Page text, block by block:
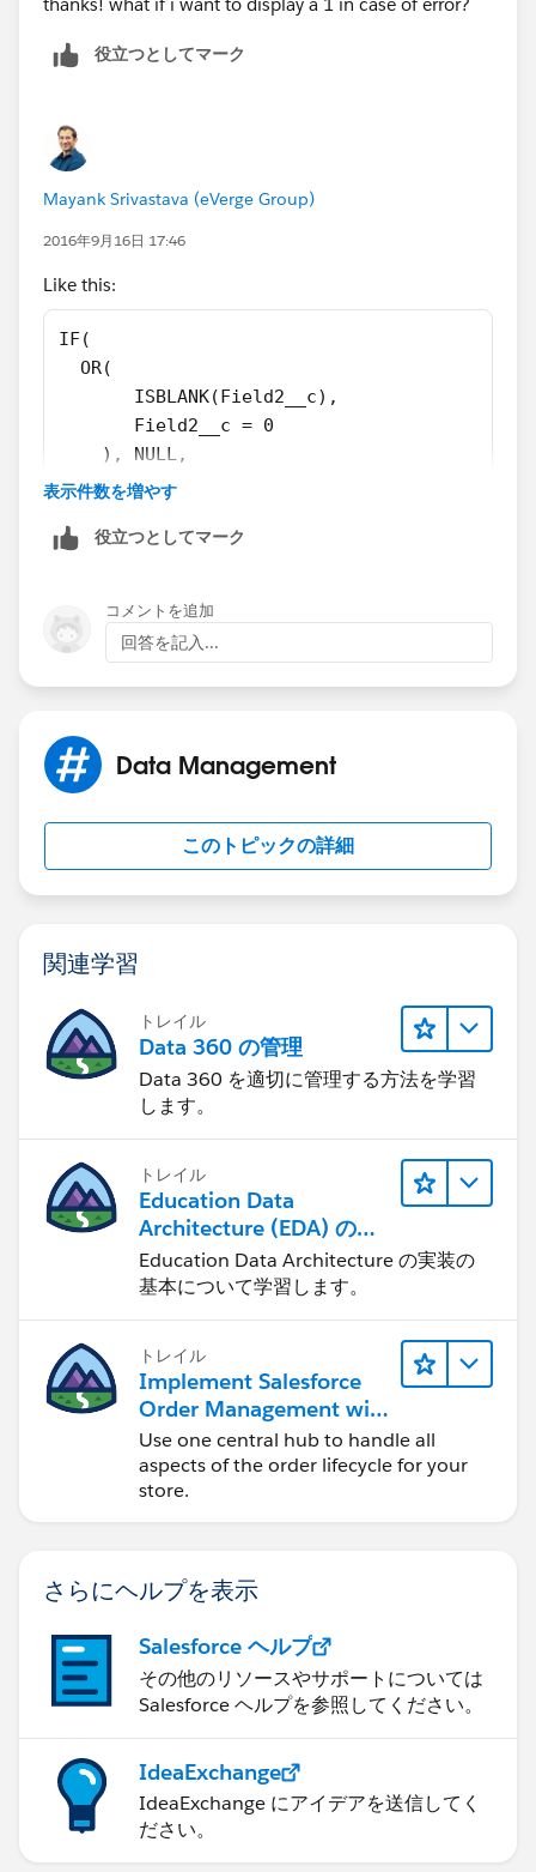
役立つとしてマーク
Mayank Srivastava (eVerge Group)
2016年9月16日 17:46
Like this:
IF(
  OR(
ISBLANK(Field2__c),
Field2__c = 0
), NULL,
       field1__c/ Field2__c
表示件数を増やす
役立つとしてマーク
コメントを追加
回答を記入...
Data Management
このトピックの詳細
関連学習
トレイル
Data 360 の管理
Data 360 を適切に管理する方法を学習
します。
トレイル
Education Data
Architecture (EDA) の管
理
Education Data Architecture の実装の
基本について学習します。
トレイル
Implement Salesforce
Order Management with
a B2B, B2C, or B2B2C
Commerce Store
Use one central hub to handle all
aspects of the order lifecycle for your
store.
さらにヘルプを表示
Salesforce ヘルプ
その他のリソースやサポートについては
Salesforce ヘルプを参照してください。
IdeaExchange
IdeaExchange にアイデアを送信してく
ださい。